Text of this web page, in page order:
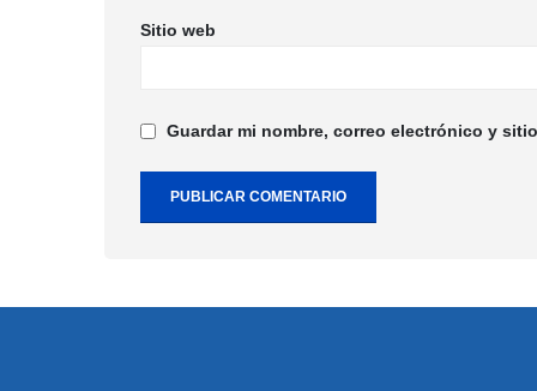
Sitio web
Guardar mi nombre, correo electrónico y